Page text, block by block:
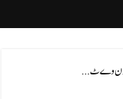
ون وے ٹ...